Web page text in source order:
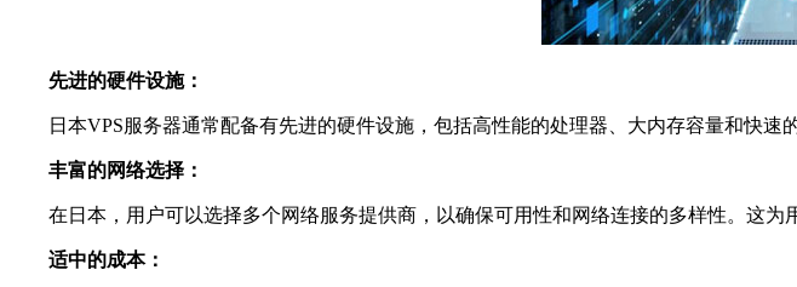
先进的硬件设施：
日本VPS服务器通常配备有先进的硬件设施，包括高性能的处理器、大内存容量和快速
丰富的网络选择：
在日本，用户可以选择多个网络服务提供商，以确保可用性和网络连接的多样性。这为
适中的成本：